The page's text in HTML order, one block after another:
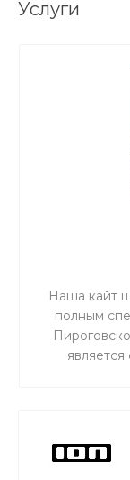
Услуги
Наша кайт
полным